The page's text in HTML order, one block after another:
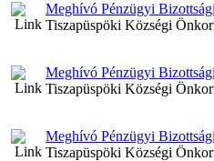
Meghívó Pénzügyi
Tiszapüspöki Községi
Meghívó Pénzügyi
Tiszapüspöki Községi
Meghívó Pénzügyi
Tiszapüspöki Községi